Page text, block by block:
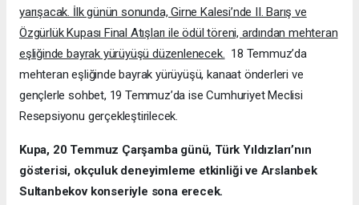
yarışacak. İlk günün sonunda, Girne Kalesi’nde II. Barış ve
Özgürlük Kupası Final Atışları ile ödül töreni, ardından mehteran
eşliğinde bayrak yürüyüşü düzenlenecek. 18 Temmuz’da
mehteran eşliğinde bayrak yürüyüşü, kanaat önderleri ve
gençlerle sohbet, 19 Temmuz’da ise Cumhuriyet Meclisi
Resepsiyonu gerçekleştirilecek.
Kupa, 20 Temmuz Çarşamba günü, Türk Yıldızları’nın
gösterisi, okçuluk deneyimleme etkinliği ve Arslanbek
Sultanbekov konseriyle sona erecek.